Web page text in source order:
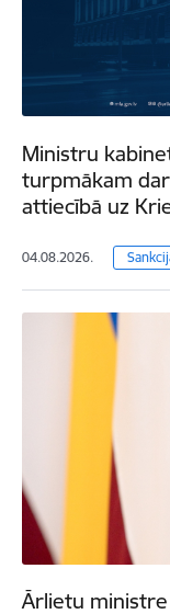
Ministru
turpmākam
attiecībā uz
04.08.2026.
Ārlietu